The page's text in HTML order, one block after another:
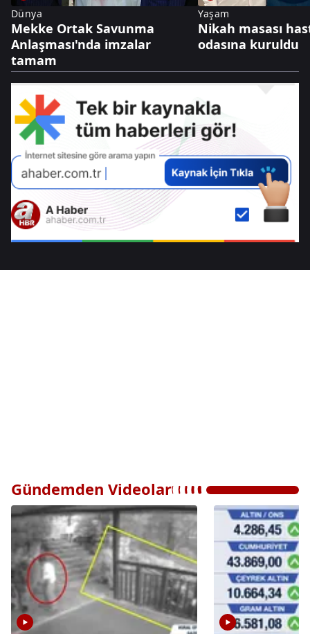
Dünya
Mekke Ortak Savunma
Anlaşması'nda imzalar
tamam
Yaşam
Nikah masası
odasına kuruldu
Gündemden Videolar